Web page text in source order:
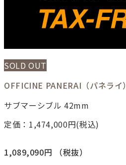
SOLD OUT
OFFICINE PANERAI（パネライ）
サブマーシブル 42mm
定価：1,474,000円(税込)
1,089,090円
（税抜）